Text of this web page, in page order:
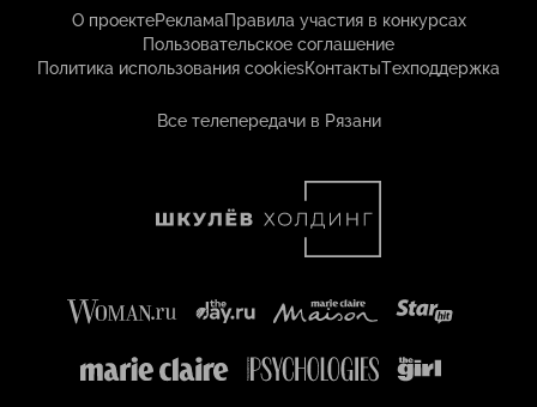
О проектеРекламаПравила участия в конкурсах
Пользовательское соглашение
Политика использования cookiesКонтактыТехподдержка
Все телепередачи в Рязани